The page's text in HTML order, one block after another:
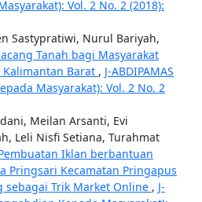
Vol. 2 No. 2 (2018):
Sastypratiwi, Nurul Bariyah,
Tanah bagi Masyarakat
Kalimantan Barat , J-ABDIPAMAS
Masyarakat): Vol. 2 No. 2
Meilan Arsanti, Evi
Leli Nisfi Setiana, Turahmat
Iklan berbantuan
Pringsari Kecamatan Pringapus
sebagai Trik Market Online , J-